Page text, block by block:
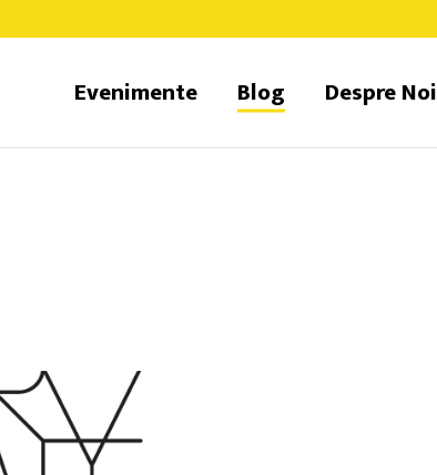
Evenimente Blog Despre Noi